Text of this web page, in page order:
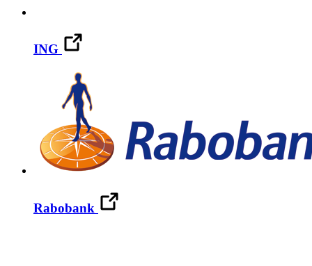
ING
Rabobank